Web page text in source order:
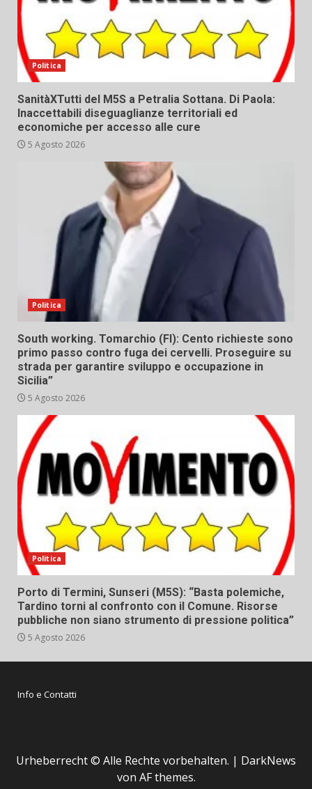
Politica
SanitàXTutti del M5S a Petralia Sottana. Di Paola:
Inaccettabili diseguaglianze territoriali ed
economiche per accesso alle cure
5 Agosto 2026
Politica
South working. Tomarchio (FI): Cento richieste sono
primo passo contro fuga dei cervelli. Proseguire su
strada per garantire sviluppo e occupazione in
Sicilia”
5 Agosto 2026
Politica
Porto di Termini, Sunseri (M5S): “Basta polemiche,
Tardino torni al confronto con il Comune. Risorse
pubbliche non siano strumento di pressione politica”
5 Agosto 2026
Info e Contatti
Urheberrecht © Alle Rechte vorbehalten. | DarkNews
von AF themes.